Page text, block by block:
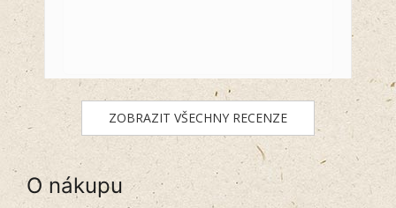
ZOBRAZIT VŠECHNY RECENZE
O nákupu